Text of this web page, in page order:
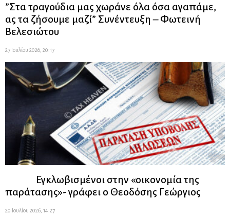
”Στα τραγούδια μας χωράνε όλα όσα αγαπάμε,
ας τα ζήσουμε μαζί” Συνέντευξη – Φωτεινή
Βελεσιώτου
27 Ιουλίου 2026, 20:17
Εγκλωβισμένοι στην «οικονομία της
παράτασης»- γράφει ο Θεοδόσης Γεώργιος
20 Ιουλίου 2026, 14:27